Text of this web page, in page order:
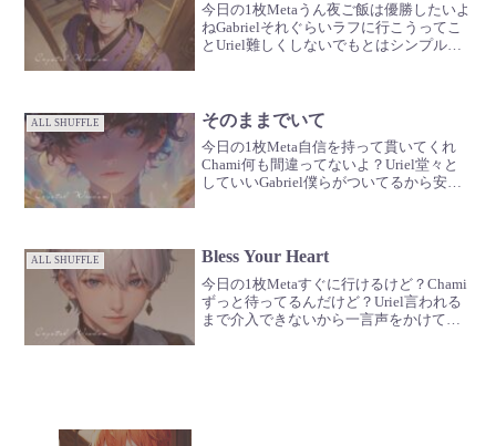
今日の1枚Metaうん夜ご飯は優勝したいよ
ねGabrielそれぐらいラフに行こうってこ
とUriel難しくしないでもとはシンプルだ
ALL SHUFFLE そのままでいて
今日の1枚Meta自信を持って貫いてくれ
Chami何も間違ってないよ？Uriel堂々と
していいGabriel僕らがついてるから安心
ALL SHUFFLE Bless Your Heart
今日の1枚Metaすぐに行けるけど？Chami
ずっと待ってるんだけど？Uriel言われる
まで介入できないから一言声をかけて欲